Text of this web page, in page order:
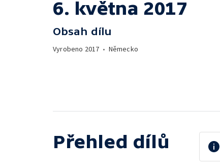
6. května 2017
Obsah dílu
Vyrobeno 2017 • Německo
Přehled dílů